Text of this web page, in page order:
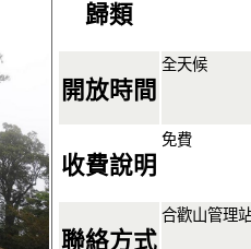
歸類
開放時間
全天候
收費說明
免費
聯絡方式
合歡山管理